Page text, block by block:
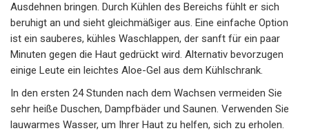
Ausdehnen bringen. Durch Kühlen des Bereichs fühlt er sich
beruhigt an und sieht gleichmäßiger aus. Eine einfache Option
ist ein sauberes, kühles Waschlappen, der sanft für ein paar
Minuten gegen die Haut gedrückt wird. Alternativ bevorzugen
einige Leute ein leichtes Aloe-Gel aus dem Kühlschrank.
In den ersten 24 Stunden nach dem Wachsen vermeiden Sie
sehr heiße Duschen, Dampfbäder und Saunen. Verwenden Sie
lauwarmes Wasser, um Ihrer Haut zu helfen, sich zu erholen.